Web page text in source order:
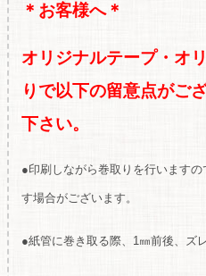
＊お客様へ＊
オリジナルテープ・オ
りで以下の留意点がご
下さい。
●印刷しながら巻取りを行います
す場合がございます。
●紙管に巻き取る際、1㎜前後、ズ